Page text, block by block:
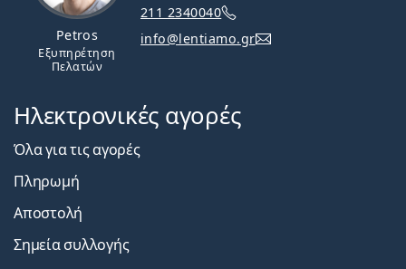
Petros
Εξυπηρέτηση
Πελατών
211 2340040
info@lentiamo.gr
Ηλεκτρονικές αγορές
Όλα για τις αγορές
Πληρωμή
Αποστολή
Σημεία συλλογής